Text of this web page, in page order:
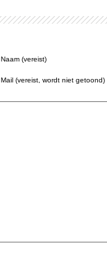
Naam (vereist)
Mail (vereist, wordt niet getoond)